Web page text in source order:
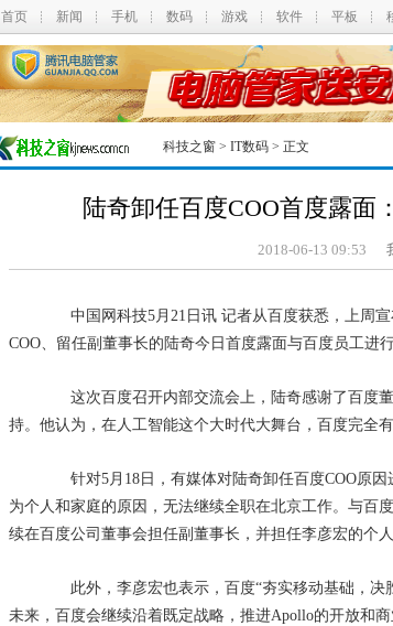
首页 新闻 手机 数码 游戏 软件 平板
科技之窗 > IT数码 > 正文
陆奇卸任百度COO首度露面
2018-06-13 09:53
中国网科技5月21日讯 记者从百度获悉，上周宣
COO、留任副董事长的陆奇今日首度露面与百度员工进行
这次百度召开内部交流会上，陆奇感谢了百度董
持。他认为，在人工智能这个大时代大舞台，百度完全
针对5月18日，有媒体对陆奇卸任百度COO原因
为个人和家庭的原因，无法继续全职在北京工作。与百
续在百度公司董事会担任副董事长，并担任李彦宏的个人
此外，李彦宏也表示，百度“夯实移动基础，决
未来，百度会继续沿着既定战略，推进Apollo的开放和